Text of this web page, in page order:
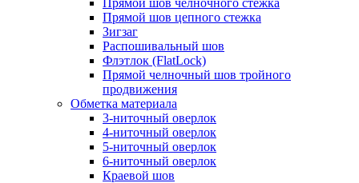
Прямой шов челночного стежка
Прямой шов цепного стежка
Зигзаг
Распошивальный шов
Флэтлок (FlatLock)
Прямой челночный шов тройного
продвижения
Обметка материала
3-ниточный оверлок
4-ниточный оверлок
5-ниточный оверлок
6-ниточный оверлок
Краевой шов